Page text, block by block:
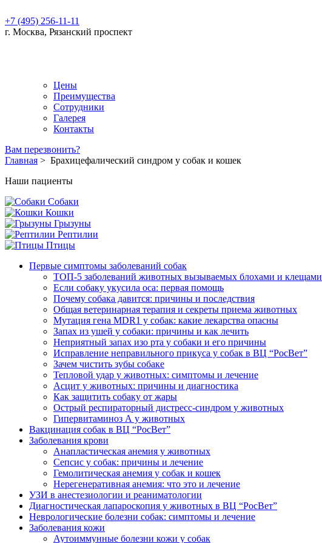
+7 (495) 256-11-11
г. Москва, Рязанский проспект
Цены
Преимущества
Сотрудники
Галерея
Контакты
Вам перезвонить?
Главная > Брахицефалический синдром у собак и кошек
Наши пациенты
Собаки
Кошки
Грызуны
Рептилии
Птицы
Первые симптомы заболеваний собак
ТОП-5 заболеваний животных вызываемых блохами и клещами
Если собаку укусила оса: первая помощь
Почему собака давится: причины и последствия
Общая ветеринарная терапия и секреты приема животных
Мутация гена MDR1 у собак: какие лекарства опасны
Запах из ушей у собаки: причины и как лечить
Неприятный запах изо рта у собаки и его причины
Исправление неправильного прикуса у собак в ВЦ “РосВет”
Зачем чистить зубы собаке
Тепловой удар у животных: симптомы и лечение
Асцит у животных: причины и диагностика
Как защитить собаку от жары
Острый респираторный дистресс-синдром у животных
Гипервитаминоз А у животных
Вакцинация собак в ВЦ “РосВет”
Заболевания крови
Анапластическая анемия у животных
Сепсис у собак: причины и лечение
Гемолитическая анемия у собак и кошек
Нерегенеративная анемия: что это и лечение
УЗИ в анестезиологии и реаниматологии
Диагностическая лапароскопия у животных в ВЦ “РосВет”
Неврологические болезни собак: симптомы и лечение
Заболевания кожи
Аутоиммунные болезни кожи у собак